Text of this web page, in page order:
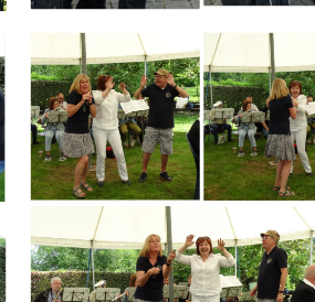
Branding
ARMCHAIR